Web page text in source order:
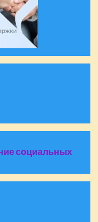
социальных